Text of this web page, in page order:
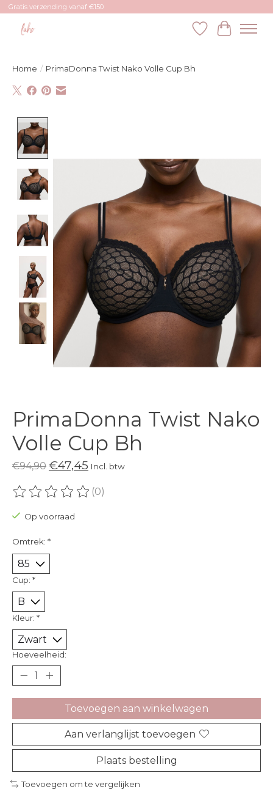
Gratis verzending vanaf €150
Verlanglijst
Home / PrimaDonna Twist Nako Volle Cup Bh
PrimaDonna Twist Nako
Volle Cup Bh
€94,90 €47,45 Incl. btw
De beoordeling van dit product is
(0)
Op voorraad
Omtrek: *
Cup: *
Kleur: *
Hoeveelheid:
Toevoegen aan winkelwagen
Aan verlanglijst toevoegen
Plaats bestelling
Toevoegen om te vergelijken